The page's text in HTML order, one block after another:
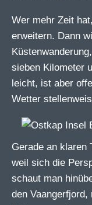
Wer mehr Zeit
erweitern. Dann
sieben Kilometer
leicht, ist aber
Wetter
Gerade an klaren
weil sich die
schaut man
den